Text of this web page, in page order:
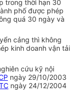
trong thời hạn 30
phố được phép
quá 30 ngày và
cảng thì không
kinh doanh vận tải
cứu kỹ nội
ngày 29/10/2003
ngày 24/12/2004